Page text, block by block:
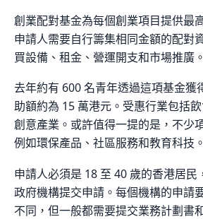
創業配對基金為每個創業項目提供最
申請人需要自行籌集相同金額的配對
買設備、租金、營運開支和市場推廣。
去年約有 600 名青年透過這項基金獲
助額約為 15 萬港元。受惠行業包括
創意產業。或許值得一提的是，不少
例如環保產品、社區服務和教育科技。
申請人必須是 18 至 40 歲的香港居民
政府機構提交申請。每個機構的申請
不同，但一般都需要提交業務計劃書